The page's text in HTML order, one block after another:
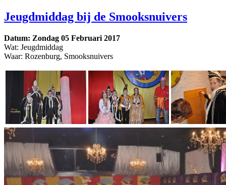
Jeugdmiddag bij de Smooksnuivers
Datum: Zondag 05 Februari 2017
Wat: Jeugdmiddag
Waar: Rozenburg, Smooksnuivers